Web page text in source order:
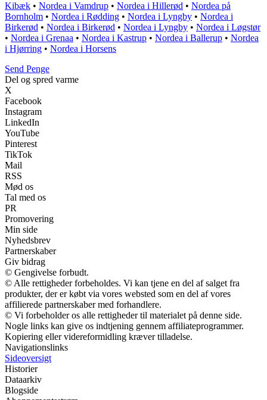
Kibæk • Nordea i Vamdrup • Nordea i Hillerød • Nordea på
Bornholm • Nordea i Rødding • Nordea i Lyngby • Nordea i
Birkerød • Nordea i Birkerød • Nordea i Lyngby • Nordea i Løgstør
• Nordea i Grenaa • Nordea i Kastrup • Nordea i Ballerup • Nordea
i Hjørring • Nordea i Horsens
Send Penge
Del og spred varme
X
Facebook
Instagram
LinkedIn
YouTube
Pinterest
TikTok
Mail
RSS
Mød os
Tal med os
PR
Promovering
Min side
Nyhedsbrev
Partnerskaber
Giv bidrag
© Gengivelse forbudt.
© Alle rettigheder forbeholdes. Vi kan tjene en del af salget fra
produkter, der er købt via vores websted som en del af vores
affilierede partnerskaber med forhandlere.
© Vi forbeholder os alle rettigheder til materialet på denne side.
Nogle links kan give os indtjening gennem affiliateprogrammer.
Kopiering eller videreformidling kræver tilladelse.
Navigationslinks
Sideoversigt
Historier
Dataarkiv
Blogside